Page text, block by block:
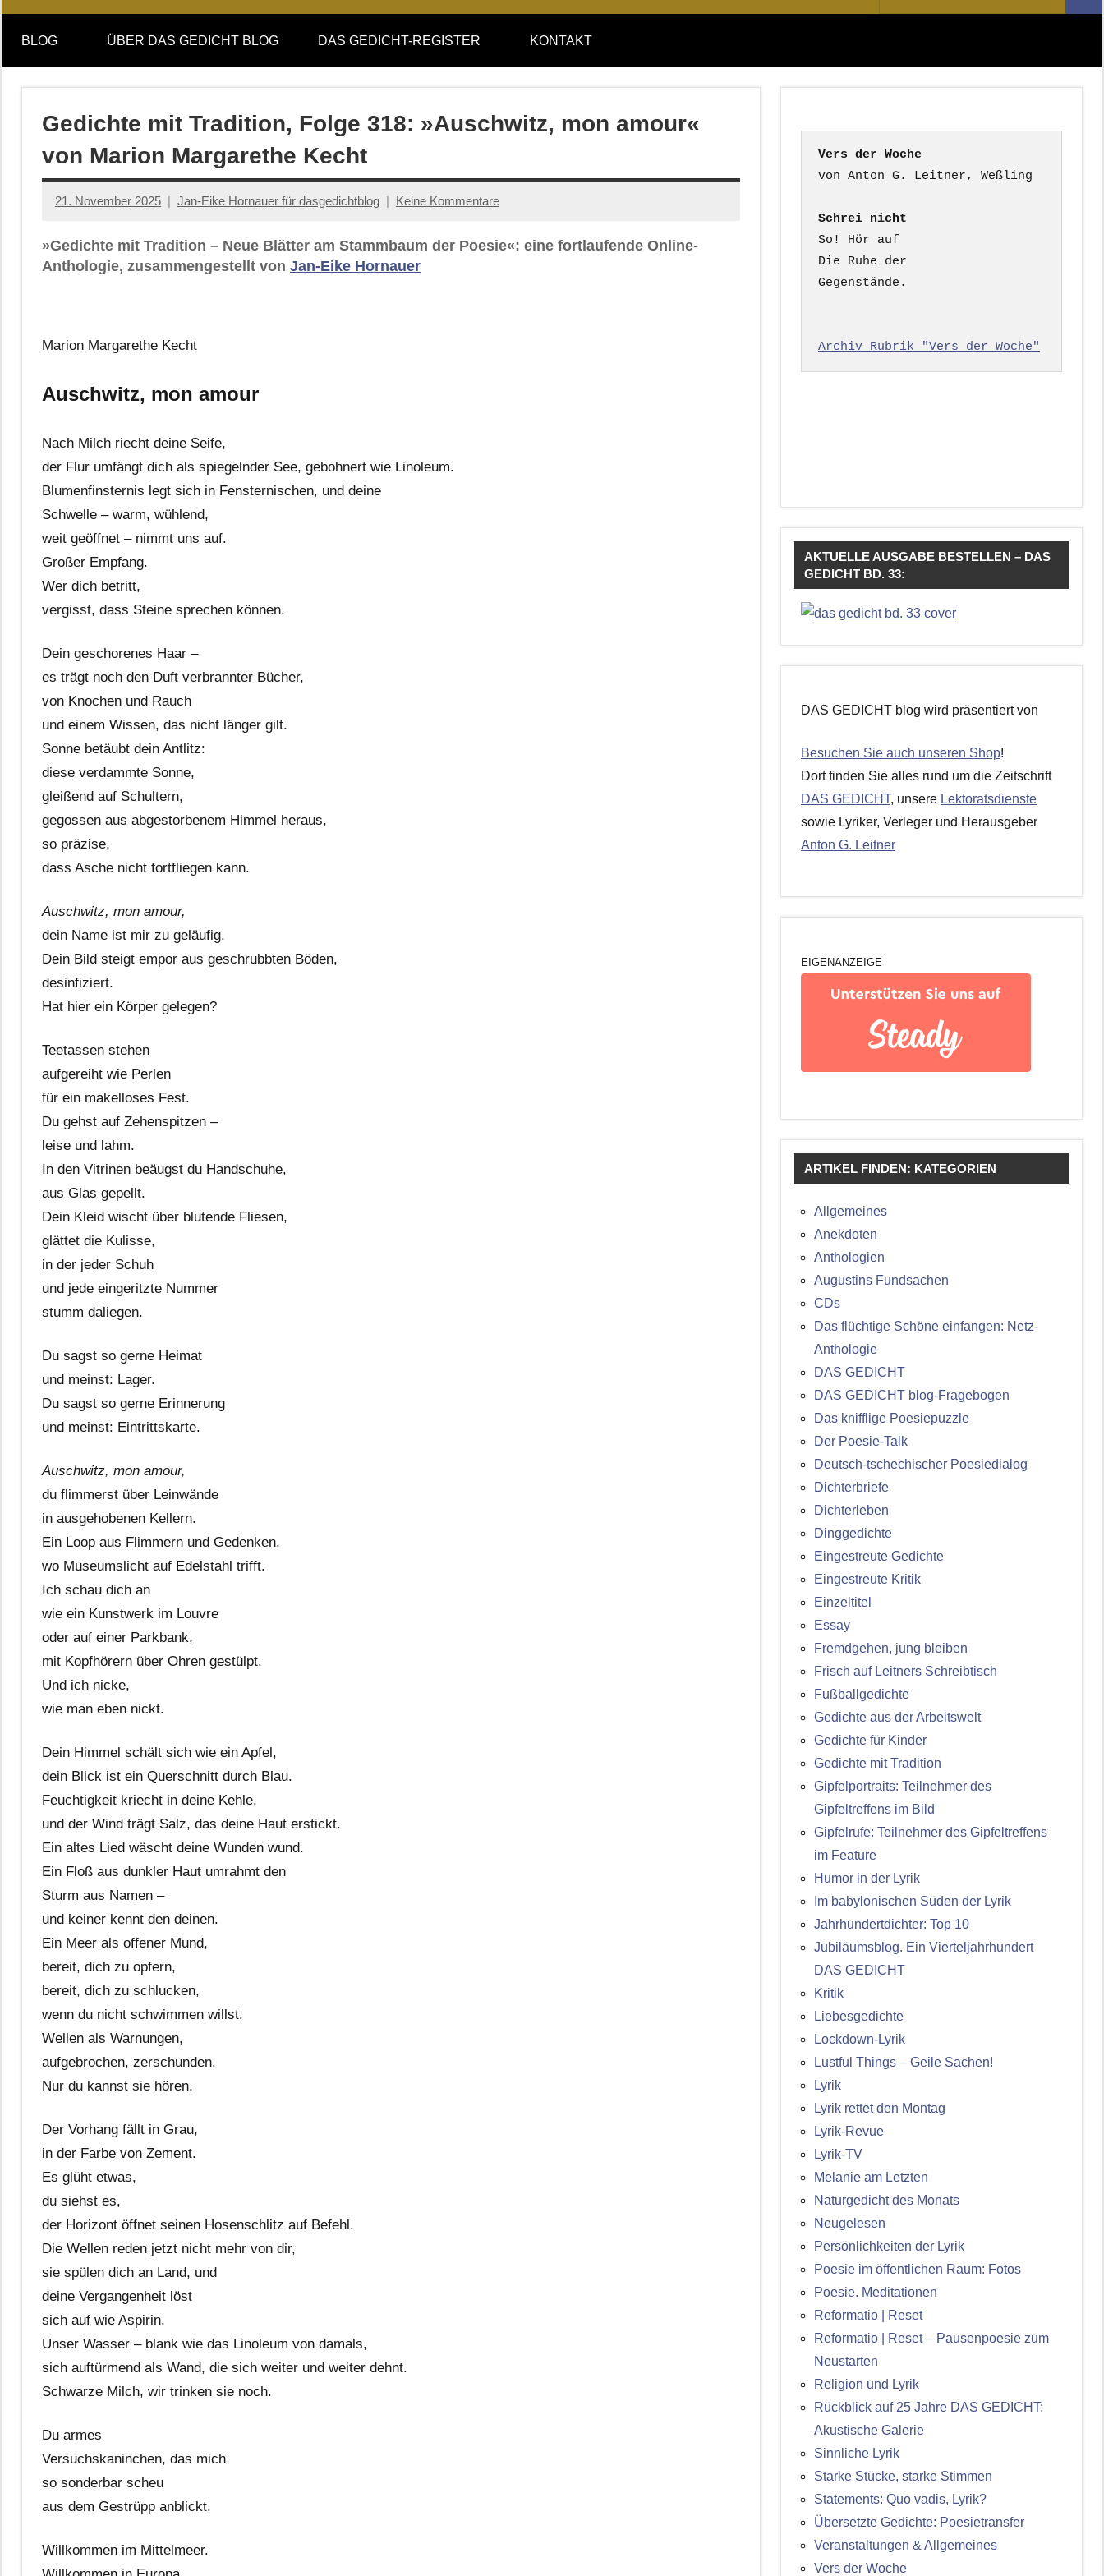
DAS
GEDICHT
blog
DAS
GEDICHT.
Zeitschrift
nach:
BLOG ÜBER DAS GEDICHT BLOG DAS GEDICHT-REGISTER KONTAKT
Gedichte mit Tradition, Folge 318: »Auschwitz, mon amour«
von Marion Margarethe Kecht
21. November 2025 Jan-Eike Hornauer für dasgedichtblog Keine Kommentare
»Gedichte mit Tradition – Neue Blätter am Stammbaum der Poesie«: eine fortlaufende Online-
Anthologie, zusammengestellt von Jan-Eike Hornauer
Marion Margarethe Kecht
Auschwitz, mon amour
Nach Milch riecht deine Seife,
der Flur umfängt dich als spiegelnder See, gebohnert wie Linoleum.
Blumenfinsternis legt sich in Fensternischen, und deine
Schwelle – warm, wühlend,
weit geöffnet – nimmt uns auf.
Großer Empfang.
Wer dich betritt,
vergisst, dass Steine sprechen können.
Dein geschorenes Haar –
es trägt noch den Duft verbrannter Bücher,
von Knochen und Rauch
und einem Wissen, das nicht länger gilt.
Sonne betäubt dein Antlitz:
diese verdammte Sonne,
gleißend auf Schultern,
gegossen aus abgestorbenem Himmel heraus,
so präzise,
dass Asche nicht fortfliegen kann.
Auschwitz, mon amour,
dein Name ist mir zu geläufig.
Dein Bild steigt empor aus geschrubbten Böden,
desinfiziert.
Hat hier ein Körper gelegen?
Teetassen stehen
aufgereiht wie Perlen
für ein makelloses Fest.
Du gehst auf Zehenspitzen –
leise und lahm.
In den Vitrinen beäugst du Handschuhe,
aus Glas gepellt.
Dein Kleid wischt über blutende Fliesen,
glättet die Kulisse,
in der jeder Schuh
und jede eingeritzte Nummer
stumm daliegen.
Du sagst so gerne Heimat
und meinst: Lager.
Du sagst so gerne Erinnerung
und meinst: Eintrittskarte.
Auschwitz, mon amour,
du flimmerst über Leinwände
in ausgehobenen Kellern.
Ein Loop aus Flimmern und Gedenken,
wo Museumslicht auf Edelstahl trifft.
Ich schau dich an
wie ein Kunstwerk im Louvre
oder auf einer Parkbank,
mit Kopfhörern über Ohren gestülpt.
Und ich nicke,
wie man eben nickt.
Dein Himmel schält sich wie ein Apfel,
dein Blick ist ein Querschnitt durch Blau.
Feuchtigkeit kriecht in deine Kehle,
und der Wind trägt Salz, das deine Haut erstickt.
Ein altes Lied wäscht deine Wunden wund.
Ein Floß aus dunkler Haut umrahmt den
Sturm aus Namen –
und keiner kennt den deinen.
Ein Meer als offener Mund,
bereit, dich zu opfern,
bereit, dich zu schlucken,
wenn du nicht schwimmen willst.
Wellen als Warnungen,
aufgebrochen, zerschunden.
Nur du kannst sie hören.
Der Vorhang fällt in Grau,
in der Farbe von Zement.
Es glüht etwas,
du siehst es,
der Horizont öffnet seinen Hosenschlitz auf Befehl.
Die Wellen reden jetzt nicht mehr von dir,
sie spülen dich an Land, und
deine Vergangenheit löst
sich auf wie Aspirin.
Unser Wasser – blank wie das Linoleum von damals,
sich auftürmend als Wand, die sich weiter und weiter dehnt.
Schwarze Milch, wir trinken sie noch.
Du armes
Versuchskaninchen, das mich
so sonderbar scheu
aus dem Gestrüpp anblickt.
Willkommen im Mittelmeer.
Vers der Woche
Schrei nicht
So! Hör auf
Die Ruhe der
Gegenstände.
Archiv Rubrik "Vers der Woche"
AKTUELLE AUSGABE BESTELLEN – DAS
GEDICHT BD. 33:
DAS GEDICHT blog wird präsentiert von
Besuchen Sie auch unseren Shop!
Dort finden Sie alles rund um die Zeitschrift
DAS GEDICHT, unsere Lektoratsdienste
sowie Lyriker, Verleger und Herausgeber
Anton G. Leitner
EIGENANZEIGE
ARTIKEL FINDEN: KATEGORIEN
Allgemeines
Anekdoten
Anthologien
Augustins Fundsachen
CDs
Das flüchtige Schöne einfangen: Netz-
Anthologie
DAS GEDICHT
DAS GEDICHT blog-Fragebogen
Das knifflige Poesiepuzzle
Der Poesie-Talk
Deutsch-tschechischer Poesiedialog
Dichterbriefe
Dichterleben
Dinggedichte
Eingestreute Gedichte
Eingestreute Kritik
Einzeltitel
Essay
Fremdgehen, jung bleiben
Frisch auf Leitners Schreibtisch
Fußballgedichte
Gedichte aus der Arbeitswelt
Gedichte für Kinder
Gedichte mit Tradition
Gipfelportraits: Teilnehmer des
Gipfeltreffens im Bild
Gipfelrufe: Teilnehmer des Gipfeltreffens
im Feature
Humor in der Lyrik
Im babylonischen Süden der Lyrik
Jahrhundertdichter: Top 10
Jubiläumsblog. Ein Vierteljahrhundert
DAS GEDICHT
Kritik
Liebesgedichte
Lockdown-Lyrik
Lustful Things – Geile Sachen!
Lyrik
Lyrik rettet den Montag
Lyrik-Revue
Lyrik-TV
Melanie am Letzten
Naturgedicht des Monats
Neugelesen
Persönlichkeiten der Lyrik
Poesie im öffentlichen Raum: Fotos
Poesie. Meditationen
Reformatio | Reset
Reformatio | Reset – Pausenpoesie zum
Neustarten
Religion und Lyrik
Rückblick auf 25 Jahre DAS GEDICHT:
Akustische Galerie
Sinnliche Lyrik
Starke Stücke, starke Stimmen
Statements: Quo vadis, Lyrik?
Übersetzte Gedichte: Poesietransfer
Veranstaltungen & Allgemeines
Vers der Woche